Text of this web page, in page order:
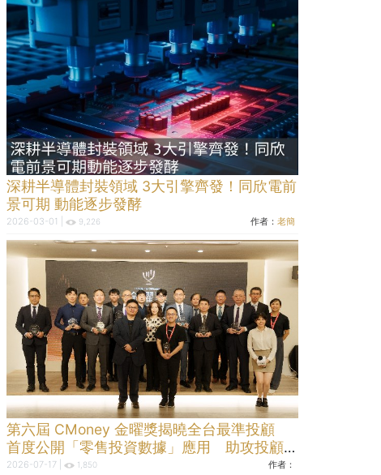
深耕半導體封裝領域 3大引擎齊發！同欣電前
景可期 動能逐步發酵
2026-03-01 | 9,226 作者：老簡
第六屆 CMoney 金曜獎揭曉全台最準投顧
首度公開「零售投資數據」應用 助攻投顧、
投信打造下一代
2026-07-17 | 1,850 作者：